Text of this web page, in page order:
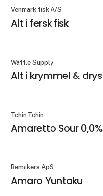
Venmark fisk A/S
Alt i fersk fisk
Waffle Supply
Alt i krymmel & drys
Tchin Tchin
Amaretto Sour 0,0%
Bemakers ApS
Amaro Yuntaku